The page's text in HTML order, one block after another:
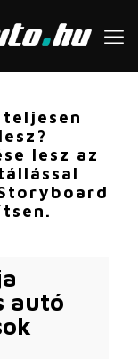
lesz az
autó